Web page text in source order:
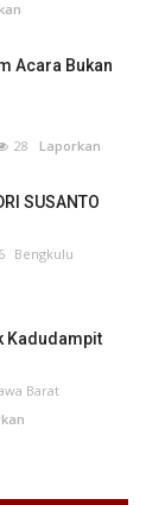
Acara Bukan
28 Laporkan
SUSANTO
Bengkulu
Kadudampit
Barat